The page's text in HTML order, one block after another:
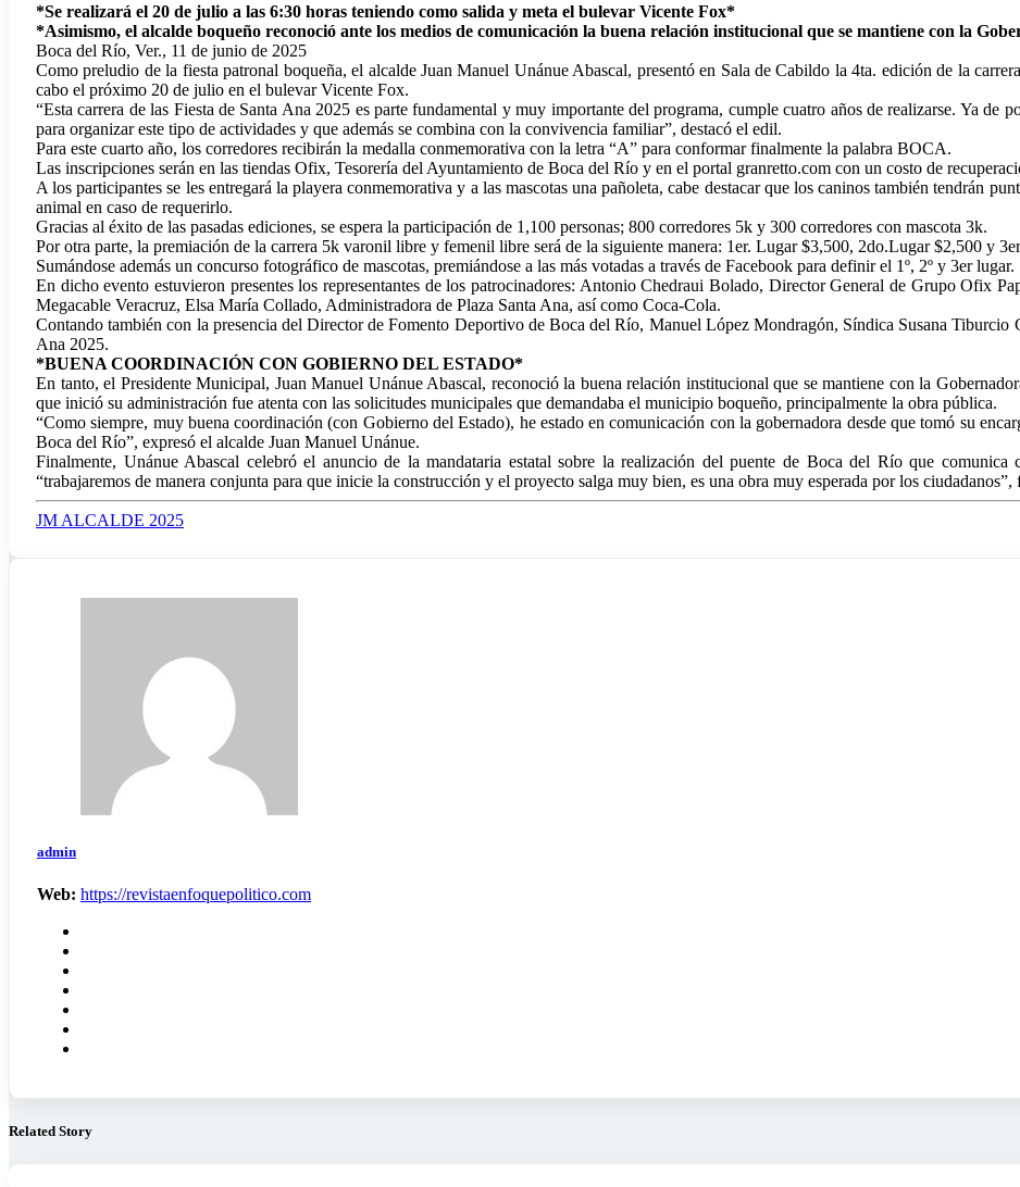
*Se realizará el 20 de julio a las 6:30 horas teniendo como salida y meta el bulevar Vicente Fox*
*Asimismo, el alcalde boqueño reconoció ante los medios de comunicación la buena relación institucional que se mantiene con la
Boca del Río, Ver., 11 de junio de 2025
Como preludio de la fiesta patronal boqueña, el alcalde Juan Manuel Unánue Abascal, presentó en Sala de Cabildo la 4ta. edición de la
cabo el próximo 20 de julio en el bulevar Vicente Fox.
“Esta carrera de las Fiesta de Santa Ana 2025 es parte fundamental y muy importante del programa, cumple cuatro años de realizarse. Ya de
para organizar este tipo de actividades y que además se combina con la convivencia familiar”, destacó el edil.
Para este cuarto año, los corredores recibirán la medalla conmemorativa con la letra “A” para conformar finalmente la palabra BOCA.
Las inscripciones serán en las tiendas Ofix, Tesorería del Ayuntamiento de Boca del Río y en el portal granretto.com con un costo de
A los participantes se les entregará la playera conmemorativa y a las mascotas una pañoleta, cabe destacar que los caninos también tendrán
animal en caso de requerirlo.
Gracias al éxito de las pasadas ediciones, se espera la participación de 1,100 personas; 800 corredores 5k y 300 corredores con mascota 3k.
Por otra parte, la premiación de la carrera 5k varonil libre y femenil libre será de la siguiente manera: 1er. Lugar $3,500, 2do.Lugar $2,500 y
Sumándose además un concurso fotográfico de mascotas, premiándose a las más votadas a través de Facebook para definir el 1º, 2º y 3er lugar.
En dicho evento estuvieron presentes los representantes de los patrocinadores: Antonio Chedraui Bolado, Director General de Grupo Ofix
Megacable Veracruz, Elsa María Collado, Administradora de Plaza Santa Ana, así como Coca-Cola.
Contando también con la presencia del Director de Fomento Deportivo de Boca del Río, Manuel López Mondragón, Síndica Susana Tiburcio
Ana 2025.
*BUENA COORDINACIÓN CON GOBIERNO DEL ESTADO*
En tanto, el Presidente Municipal, Juan Manuel Unánue Abascal, reconoció la buena relación institucional que se mantiene con la
que inició su administración fue atenta con las solicitudes municipales que demandaba el municipio boqueño, principalmente la obra pública.
“Como siempre, muy buena coordinación (con Gobierno del Estado), he estado en comunicación con la gobernadora desde que tomó su
Boca del Río”, expresó el alcalde Juan Manuel Unánue.
Finalmente, Unánue Abascal celebró el anuncio de la mandataria estatal sobre la realización del puente de Boca del Río que
“trabajaremos de manera conjunta para que inicie la construcción y el proyecto salga muy bien, es una obra muy esperada por los ciudadanos”,
JM ALCALDE 2025
admin
Web: https://revistaenfoquepolitico.com
Related Story